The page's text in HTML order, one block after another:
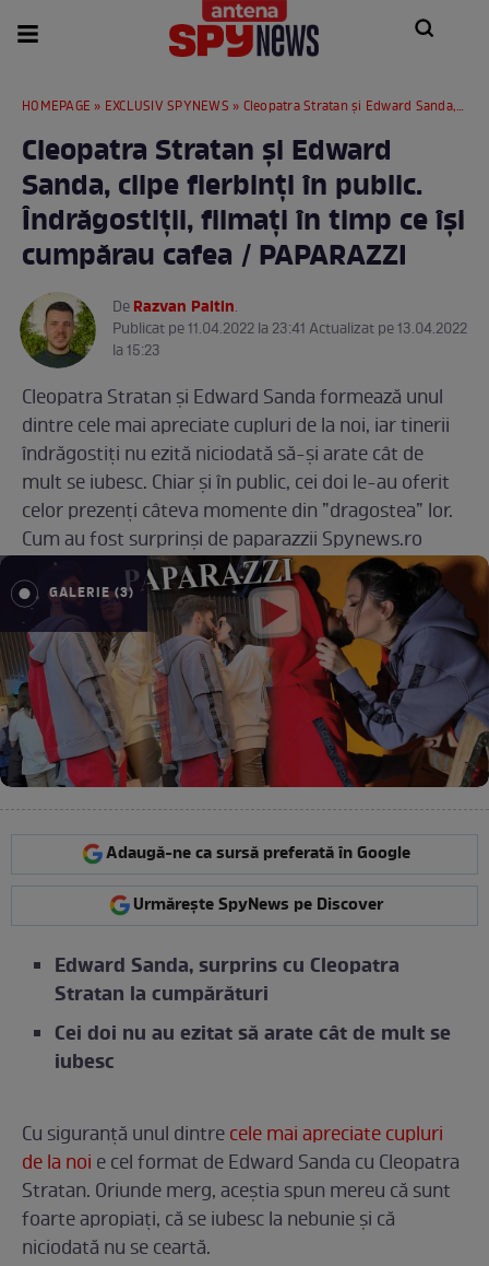
HOMEPAGE » EXCLUSIV SPYNEWS » Cleopatra Stratan și Edward Sanda, clipe fierbinți în public. Îndrăgostiții, filmați în timp ce își cumpărau cafea / PAPARAZZI
Cleopatra Stratan și Edward
Sanda, clipe fierbinți în public.
Îndrăgostiții, filmați în timp ce își
cumpărau cafea / PAPARAZZI
DeRazvan Paltin.
Publicat pe 11.04.2022 la 23:41 Actualizat pe 13.04.2022
la 15:23
Cleopatra Stratan și Edward Sanda formează unul
dintre cele mai apreciate cupluri de la noi, iar tinerii
îndrăgostiți nu ezită niciodată să-și arate cât de
mult se iubesc. Chiar și în public, cei doi le-au oferit
celor prezenți câteva momente din ”dragostea” lor.
Cum au fost surprinși de paparazzii Spynews.ro
GALERIE (3)
Adaugă-ne ca sursă preferată în Google
Urmărește SpyNews pe Discover
Edward Sanda, surprins cu Cleopatra
Stratan la cumpărături
Cei doi nu au ezitat să arate cât de mult se
iubesc
Cu siguranță unul dintrecele mai apreciate cupluri
de la noi e cel format de Edward Sanda cu Cleopatra
Stratan. Oriunde merg, aceștia spun mereu că sunt
foarte apropiați, că se iubesc la nebunie și că
niciodată nu se ceartă.